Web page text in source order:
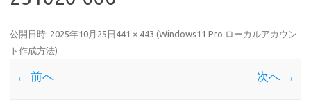
公開日時: 2025年10月25日 441 × 443 (Windows11 Pro ローカルアカウン
ト作成方法)
← 前へ 次へ →